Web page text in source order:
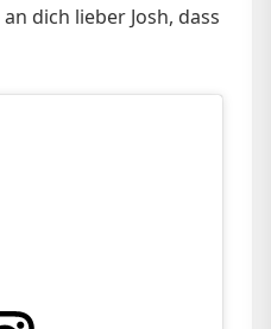
an dich lieber Josh, dass